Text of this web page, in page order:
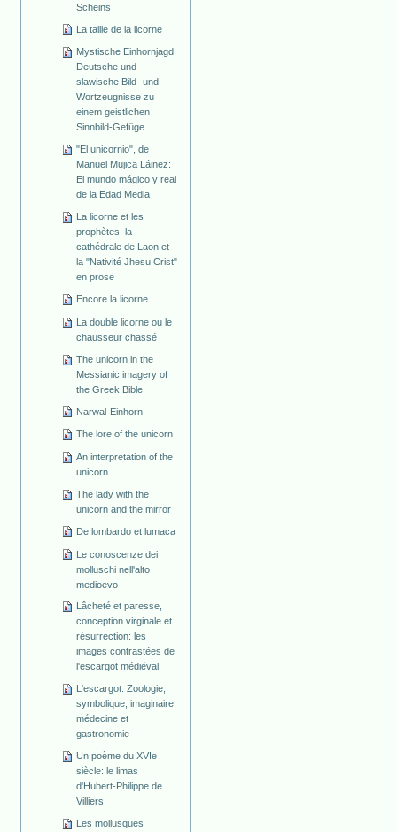
Scheins
La taille de la licorne
Mystische Einhornjagd.
Deutsche und
slawische Bild- und
Wortzeugnisse zu
einem geistlichen
Sinnbild-Gefüge
"El unicornio", de
Manuel Mujica Láinez:
El mundo mágico y real
de la Edad Media
La licorne et les
prophètes: la
cathédrale de Laon et
la "Nativité Jhesu Crist"
en prose
Encore la licorne
La double licorne ou le
chausseur chassé
The unicorn in the
Messianic imagery of
the Greek Bible
Narwal-Einhorn
The lore of the unicorn
An interpretation of the
unicorn
The lady with the
unicorn and the mirror
De lombardo et lumaca
Le conoscenze dei
molluschi nell'alto
medioevo
Lâcheté et paresse,
conception virginale et
résurrection: les
images contrastées de
l'escargot médiéval
L'escargot. Zoologie,
symbolique, imaginaire,
médecine et
gastronomie
Un poème du XVIe
siècle: le limas
d'Hubert-Philippe de
Villiers
Les mollusques